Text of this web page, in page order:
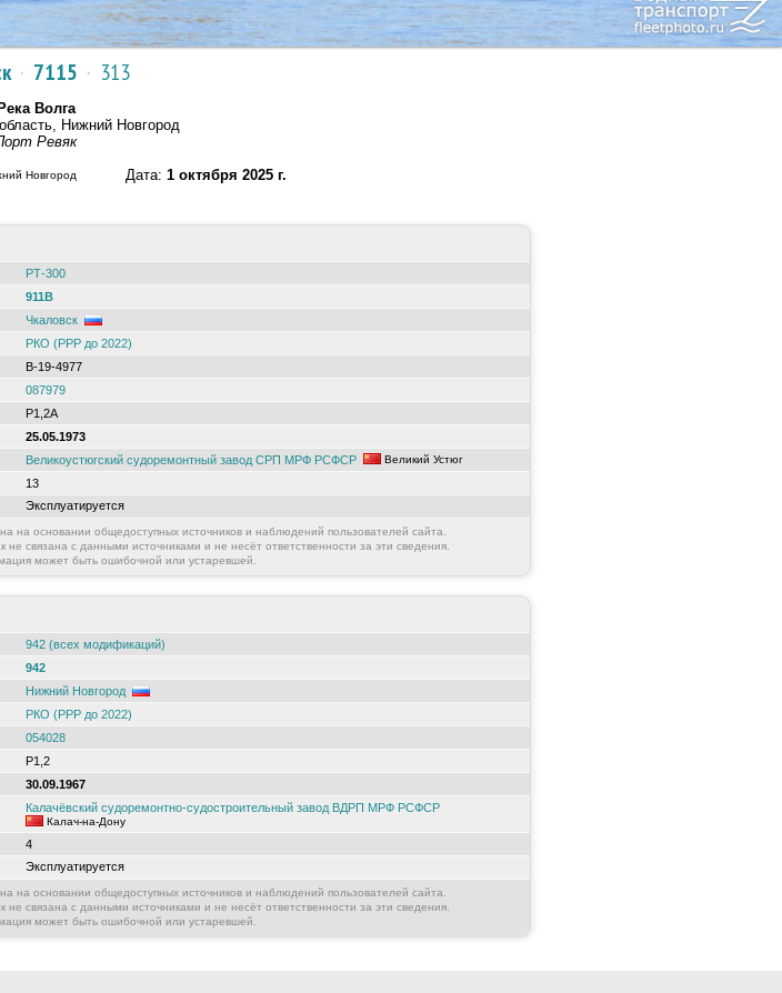
· 7115 · 313
Река Волга
Нижний Новгород
Ревяк
НовгородДата: 1 октября 2025 г.
РТ-300
911В
Чкаловск
РКО (РРР до 2022)
В-19-4977
087979
Р1,2А
25.05.1973
Великоустюгский судоремонтный завод СРП МРФ РСФСР Великий Устюг
13
Эксплуатируется
на основании общедоступных источников и наблюдений пользователей сайта.
не связана с данными источниками и не несёт ответственности за эти сведения.
может быть ошибочной или устаревшей.
942 (всех модификаций)
942
Нижний Новгород
РКО (РРР до 2022)
054028
Р1,2
30.09.1967
Калачёвский судоремонтно-судостроительный завод ВДРП МРФ РСФСР
Калач-на-Дону
4
Эксплуатируется
на основании общедоступных источников и наблюдений пользователей сайта.
не связана с данными источниками и не несёт ответственности за эти сведения.
может быть ошибочной или устаревшей.